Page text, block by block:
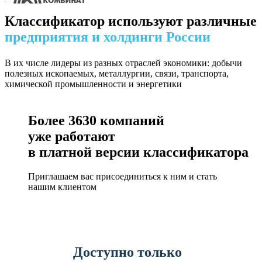
Классификатор используют различные
предприятия и холдинги России
В их числе лидеры из разных отраслей экономики: добычи
полезных ископаемых, металлургии, связи, транспорта,
химической промышленности и энергетики
Более 3630 компаний
уже работают
в платной версии классификатора
Приглашаем вас присоединиться к ним и стать
нашим клиентом
Доступно только